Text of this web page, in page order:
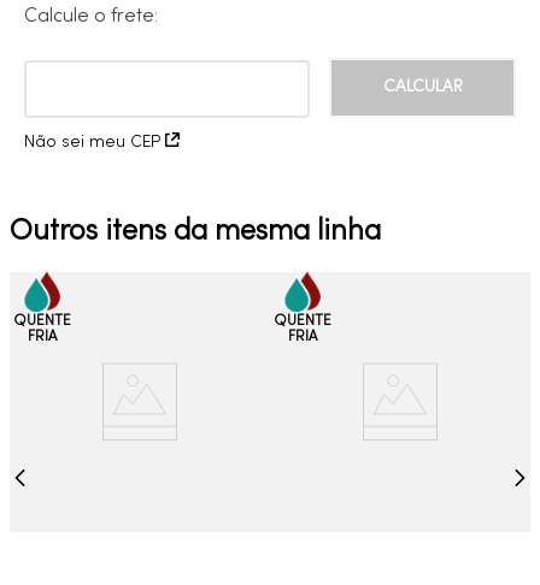
Calcule o frete:
Não sei meu CEP
Outros itens da mesma linha